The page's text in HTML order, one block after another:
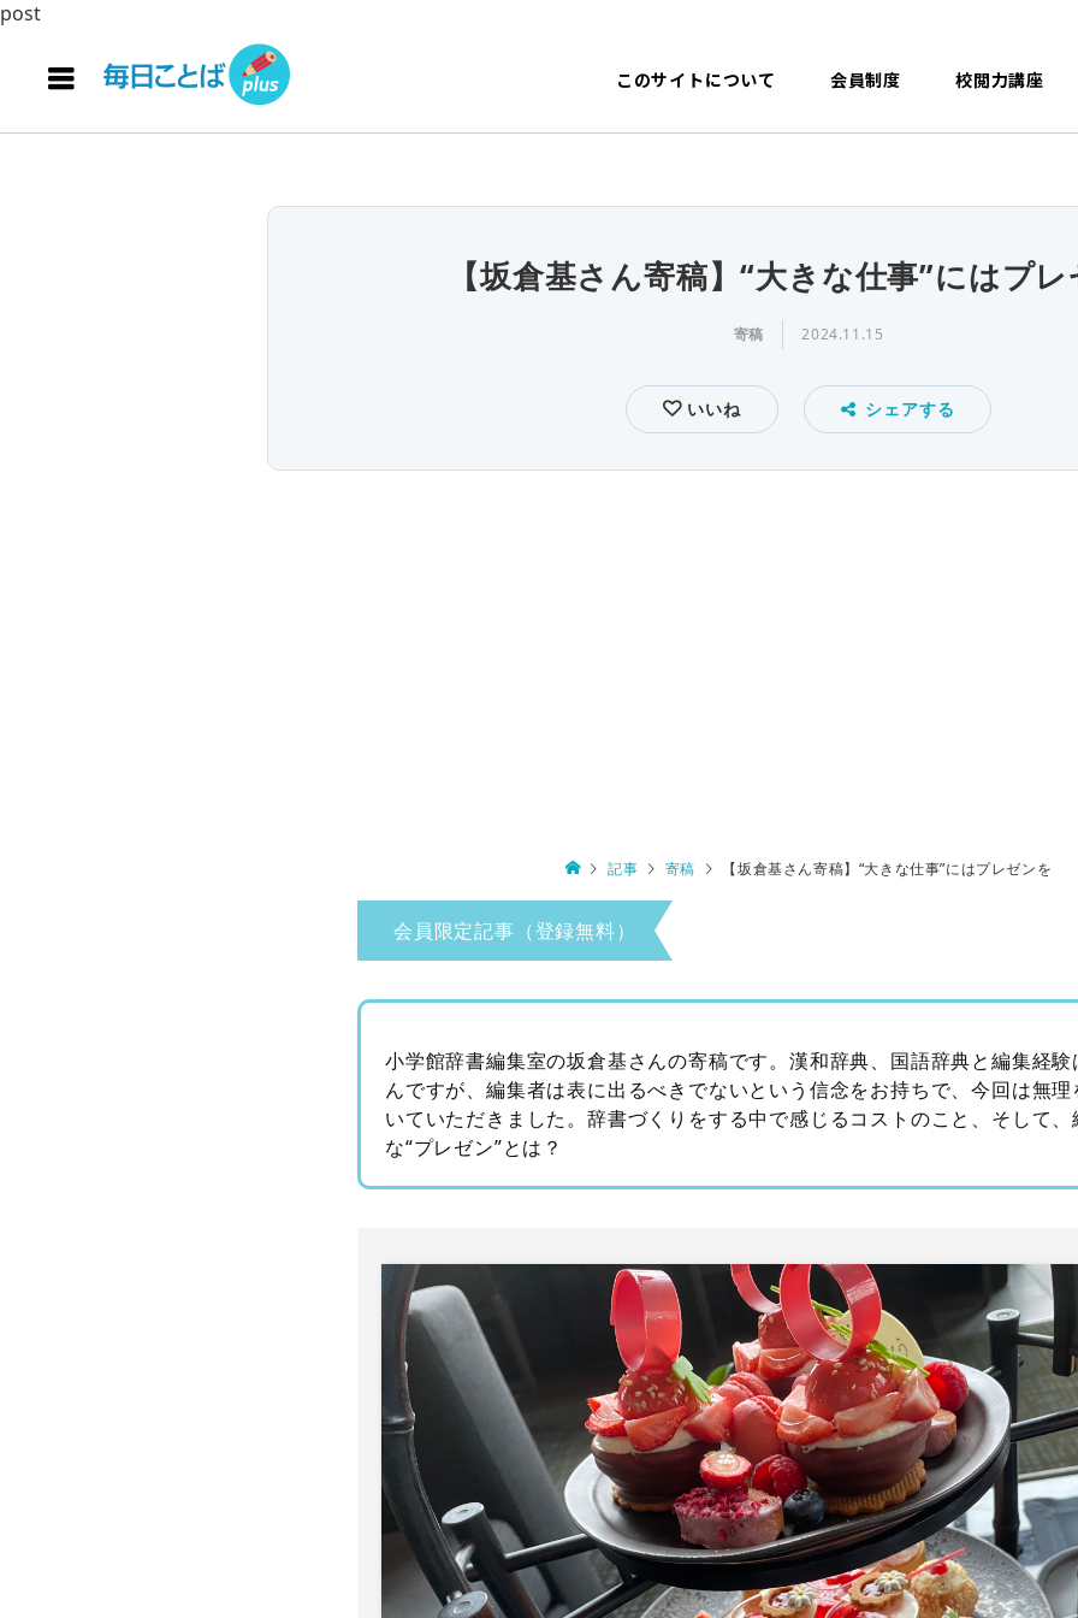
post
このサイトについて 会員制度 校閲力講座
【坂倉基さん寄稿】“大きな仕事”にはプ
寄稿 2024.11.15
いいね シェアする
記事 寄稿 【坂倉基さん寄稿】“大きな仕事”にはプレゼンを
会員限定記事（登録無料）
小学館辞書編集室の坂倉基さんの寄稿です。漢和辞典、国語辞典と編集経験
んですが、編集者は表に出るべきでないという信念をお持ちで、今回は無
いていただきました。辞書づくりをする中で感じるコストのこと、そして
な“プレゼン”とは？